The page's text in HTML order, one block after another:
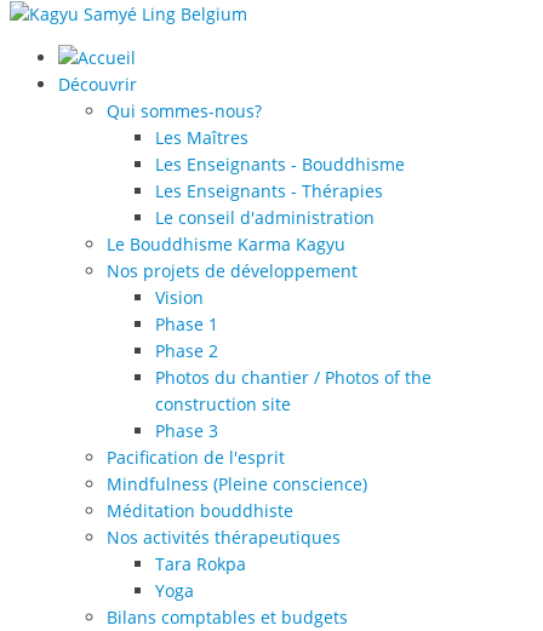
Découvrir
Qui sommes-nous?
Les Maîtres
Les Enseignants - Bouddhisme
Les Enseignants - Thérapies
Le conseil d'administration
Le Bouddhisme Karma Kagyu
Nos projets de développement
Vision
Phase 1
Phase 2
Photos du chantier / Photos of the
construction site
Phase 3
Pacification de l'esprit
Mindfulness (Pleine conscience)
Méditation bouddhiste
Nos activités thérapeutiques
Tara Rokpa
Yoga
Bilans comptables et budgets